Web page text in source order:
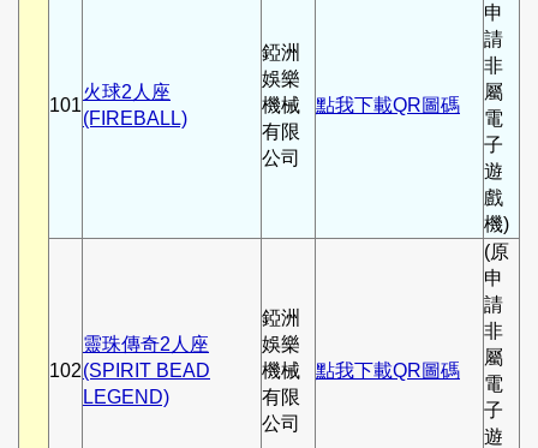
101
火球2人座
(FIREBALL)
錏洲
娛樂
機械
有限
公司
點我下載QR圖碼
申
請
非
屬
電
子
遊
戲
機)
102
靈珠傳奇2人座
(SPIRIT BEAD
LEGEND)
錏洲
娛樂
機械
有限
公司
點我下載QR圖碼
(原
申
請
非
屬
電
子
遊